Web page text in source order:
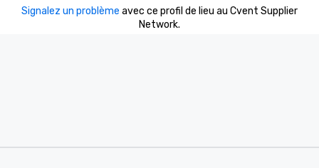
Signalez un problème avec ce profil de lieu au Cvent Supplier
Network.